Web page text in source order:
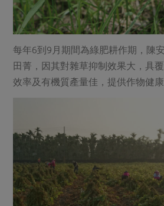
每年6到9月期間為綠肥耕作期，陳
田菁，因其對雜草抑制效果大，具
效率及有機質產量佳，提供作物健康